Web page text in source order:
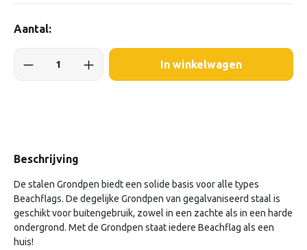
Aantal:
In winkelwagen
Beschrijving
De stalen Grondpen biedt een solide basis voor alle types
Beachflags. De degelijke Grondpen van gegalvaniseerd staal is
geschikt voor buitengebruik, zowel in een zachte als in een harde
ondergrond. Met de Grondpen staat iedere Beachflag als een
huis!